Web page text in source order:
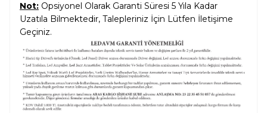
Not: Opsiyonel Olarak Garanti Süresi 5 Yıla Kadar
Uzatıla Bilmektedir, Talepleriniz İçin Lütfen İletişime
Geçiniz.